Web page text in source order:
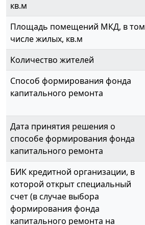
кв.м
Площадь помещений МКД, в том
числе жилых, кв.м
Количество жителей
Способ формирования фонда
капитального ремонта
Дата принятия решения о
способе формирования фонда
капитального ремонта
БИК кредитной организации, в
которой открыт специальный
счет (в случае выбора
формирования фонда
капитального ремонта на